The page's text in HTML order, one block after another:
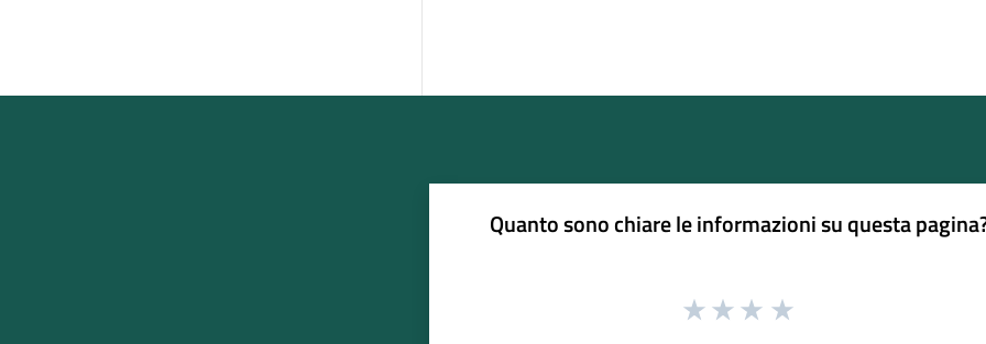
Quanto sono chiare le informazioni su questa